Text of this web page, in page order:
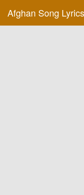
Afghan Song Lyrics